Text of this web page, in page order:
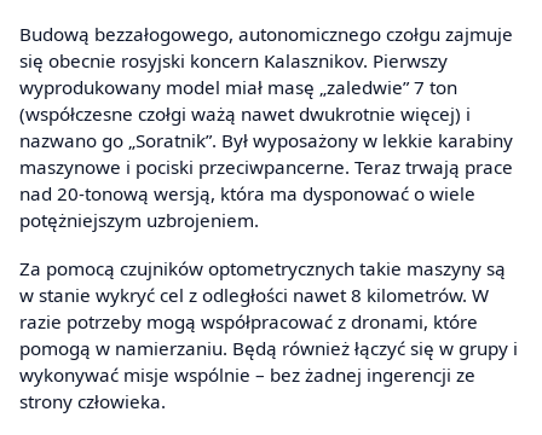
Budową bezzałogowego, autonomicznego czołgu zajmuje
się obecnie rosyjski koncern Kalasznikov. Pierwszy
wyprodukowany model miał masę „zaledwie” 7 ton
(współczesne czołgi ważą nawet dwukrotnie więcej) i
nazwano go „Soratnik”. Był wyposażony w lekkie karabiny
maszynowe i pociski przeciwpancerne. Teraz trwają prace
nad 20-tonową wersją, która ma dysponować o wiele
potężniejszym uzbrojeniem.
Za pomocą czujników optometrycznych takie maszyny są
w stanie wykryć cel z odległości nawet 8 kilometrów. W
razie potrzeby mogą współpracować z dronami, które
pomogą w namierzaniu. Będą również łączyć się w grupy i
wykonywać misje wspólnie – bez żadnej ingerencji ze
strony człowieka.